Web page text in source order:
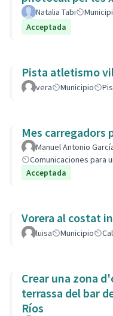
Natalia Tabi
Acceptada
Pista atletismo
vera Municipio
Mes carregadors
Manuel Antonio
Comunicaciones para
Acceptada
Vorera al costat
luisa Municipio
Crear una zona
terrassa del bar
Ríos